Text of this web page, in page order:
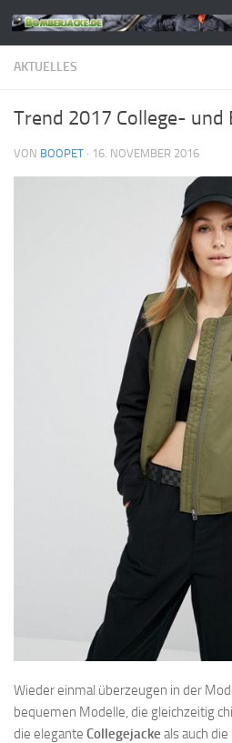
Zum Inhalt springen
AKTUELLES
Trend 2017 College- und
VON BOOPET · 16. NOVEMBER 2016
Wieder einmal überzeugen in der
bequemen Modelle, die gleichzeitig
die elegante Collegejacke als auch